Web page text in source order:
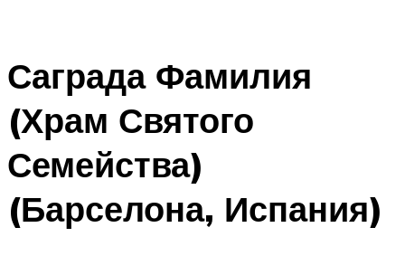
Саграда Фамилия
(Храм Святого
Семейства)
(Барселона, Испания)